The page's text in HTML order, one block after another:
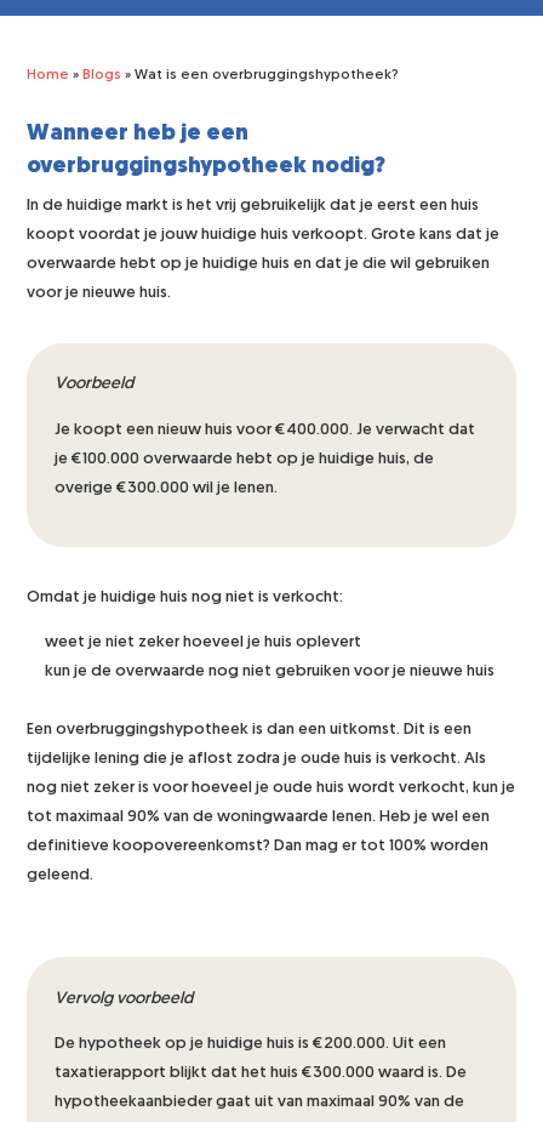
Home » Blogs »Wat is een overbruggingshypotheek?
Wanneer heb je een
overbruggingshypotheek nodig?
In de huidige markt is het vrij gebruikelijk dat je eerst een huis
koopt voordat je jouw huidige huis verkoopt. Grote kans dat je
overwaarde hebt op je huidige huis en dat je die wil gebruiken
voor je nieuwe huis.
Voorbeeld
Je koopt een nieuw huis voor €400.000. Je verwacht dat
je €100.000 overwaarde hebt op je huidige huis, de
overige €300.000 wil je lenen.
Omdat je huidige huis nog niet is verkocht:
weet je niet zeker hoeveel je huis oplevert
kun je de overwaarde nog niet gebruiken voor je nieuwe huis
Een overbruggingshypotheek is dan een uitkomst. Dit is een
tijdelijke lening die je aflost zodra je oude huis is verkocht. Als
nog niet zeker is voor hoeveel je oude huis wordt verkocht, kun je
tot maximaal 90% van de woningwaarde lenen. Heb je wel een
definitieve koopovereenkomst? Dan mag er tot 100% worden
geleend.
Vervolg voorbeeld
De hypotheek op je huidige huis is €200.000. Uit een
taxatierapport blijkt dat het huis €300.000 waard is. De
hypotheekaanbieder gaat uit van maximaal 90% van de